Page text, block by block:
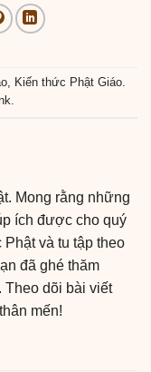
, Kiến thức Phật Giáo.
.
Mong rằng những
ích được cho quý
và tu tập theo
đã ghé thăm
Theo dõi bài viết
mến!